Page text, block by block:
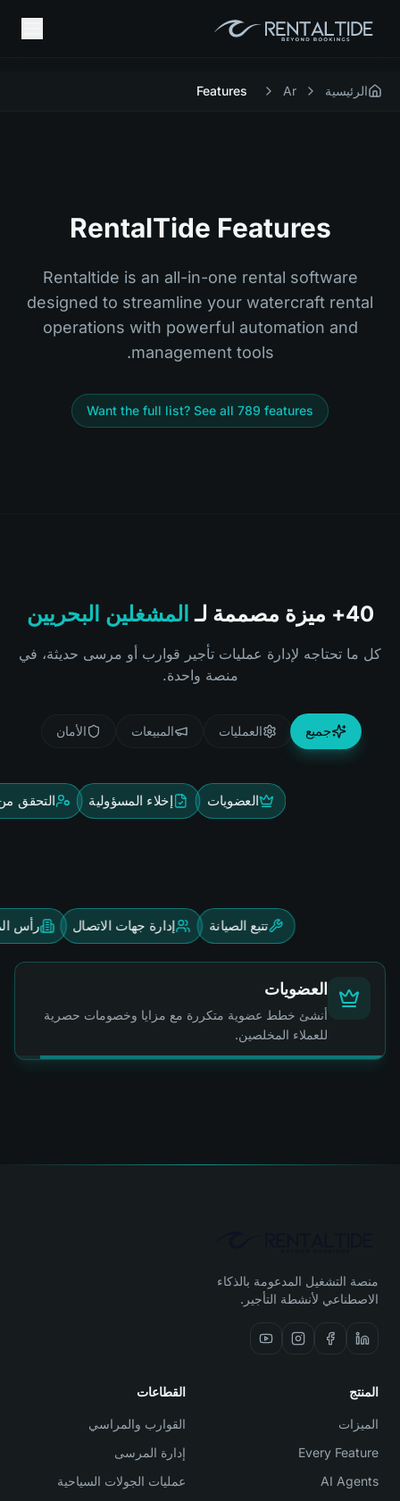
الرئيسية Ar
Features
RentalTide Features
Rentaltide is an all-in-one rental software
designed to streamline your watercraft rental
operations with powerful automation and
management tools.
Want the full list? See all 789 features
40+ ميزة مصممة لـ المشغلين البحريين
كل ما تحتاجه لإدارة عمليات تأجير قوارب أو مرسى حديثة، في
منصة واحدة.
جميع العمليات المبيعات الأمان
العضويات إخلاء المسؤولية التحقق
تتبع الصيانة إدارة جهات الاتصال رأس
العضويات
أنشئ خطط عضوية متكررة مع مزايا وخصومات حصرية
للعملاء المخلصين.
منصة التشغيل المدعومة بالذكاء
الاصطناعي لأنشطة التأجير.
المنتج
الميزات
Every Feature
AI Agents
القطاعات
القوارب والمراسي
إدارة المرسى
عمليات الجولات السياحية